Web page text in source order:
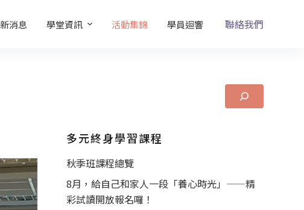
消息 學堂資訊 活動集錦 學員迴響 聯絡我們
多元終身學習課程
秋季班課程總覽
8月，給自己和家人一段「養心時光」——精
彩試讀開放報名囉！